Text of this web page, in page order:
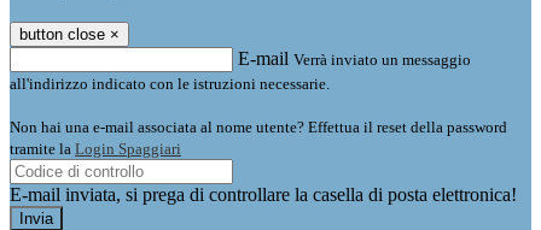
button close ×
E-mail Verrà inviato un messaggio
all'indirizzo indicato con le istruzioni necessarie.
Non hai una e-mail associata al nome utente? Effettua il reset della password
tramite la Login Spaggiari
E-mail inviata, si prega di controllare la casella di posta elettronica!